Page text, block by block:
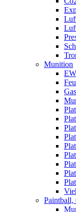
Munition
Paintball,